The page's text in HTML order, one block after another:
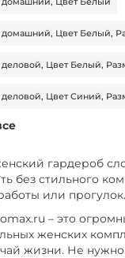
Цвет Белый,
Цвет Белый,
Цвет Синий,
Размер 42
Размер 58
Цвет Черный,
Розовый, Размер 50
гардероб
без стильного
или прогулок.
– это
женских
жизни. Не нужно